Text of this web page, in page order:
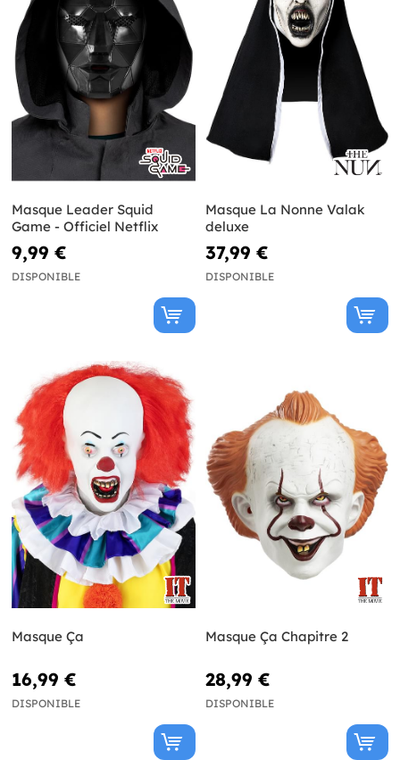
Masque Leader Squid
Game - Officiel Netflix
9,99 €
DISPONIBLE
Masque La Nonne Valak
deluxe
37,99 €
DISPONIBLE
Masque Ça
16,99 €
DISPONIBLE
Masque Ça Chapitre 2
28,99 €
DISPONIBLE